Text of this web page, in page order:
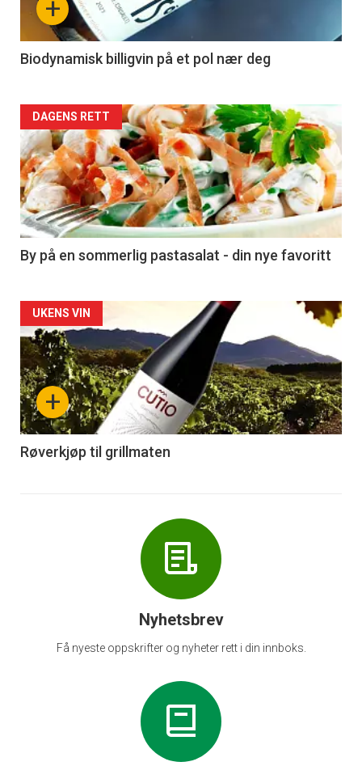
4
+
Biodynamisk billigvin på et pol nær deg
Forsiden
akkurat
nå
-
5
DAGENS RETT
By på en sommerlig pastasalat - din nye favoritt
Forsiden
akkurat
nå
-
6
+
UKENS VIN
Røverkjøp til grillmaten
Nyhetsbrev
Få nyeste oppskrifter og nyheter rett i din innboks.